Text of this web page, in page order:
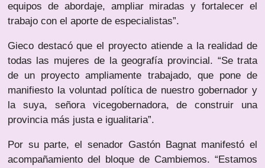
equipos de abordaje, ampliar miradas y fortalecer el
trabajo con el aporte de especialistas”.
Gieco destacó que el proyecto atiende a la realidad de
todas las mujeres de la geografía provincial. “Se trata
de un proyecto ampliamente trabajado, que pone de
manifiesto la voluntad política de nuestro gobernador y
la suya, señora vicegobernadora, de construir una
provincia más justa e igualitaria”.
Por su parte, el senador Gastón Bagnat manifestó el
acompañamiento del bloque de Cambiemos. “Estamos